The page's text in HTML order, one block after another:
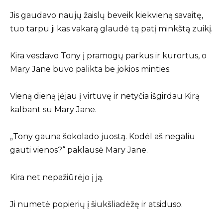
Jis gaudavo naujų žaislų beveik kiekvieną savaitę,
tuo tarpu ji kas vakarą glaudė tą patį minkštą zuikį.
Kira vesdavo Tony į pramogų parkus ir kurortus, o
Mary Jane buvo palikta be jokios minties.
Vieną dieną įėjau į virtuvę ir netyčia išgirdau Kirą
kalbant su Mary Jane.
„Tony gauna šokolado juostą. Kodėl aš negaliu
gauti vienos?“ paklausė Mary Jane.
Kira net nepažiūrėjo į ją.
Ji numetė popierių į šiukšliadėžę ir atsiduso.